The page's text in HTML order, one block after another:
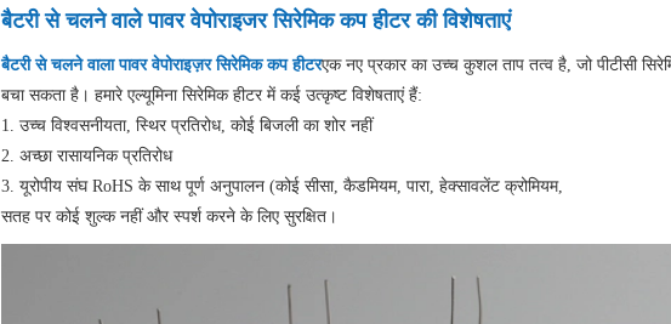
बैटरी से चलने वाले पावर वेपोराइजर सिरेमिक कप हीटर की विशेषताएं
बैटरी से चलने वाला पावर वेपोराइज़र सिरेमिक कप हीटरएक नए प्रकार का उच्च कुशल ताप तत्व है, जो पीटीसी
बचा सकता है। हमारे एल्यूमिना सिरेमिक हीटर में कई उत्कृष्ट विशेषताएं हैं:
1. उच्च विश्वसनीयता, स्थिर प्रतिरोध, कोई बिजली का शोर नहीं
2. अच्छा रासायनिक प्रतिरोध
3. यूरोपीय संघ RoHS के साथ पूर्ण अनुपालन (कोई सीसा, कैडमियम, पारा, हेक्सावलेंट क्रोमियम,
सतह पर कोई शुल्क नहीं और स्पर्श करने के लिए सुरक्षित।